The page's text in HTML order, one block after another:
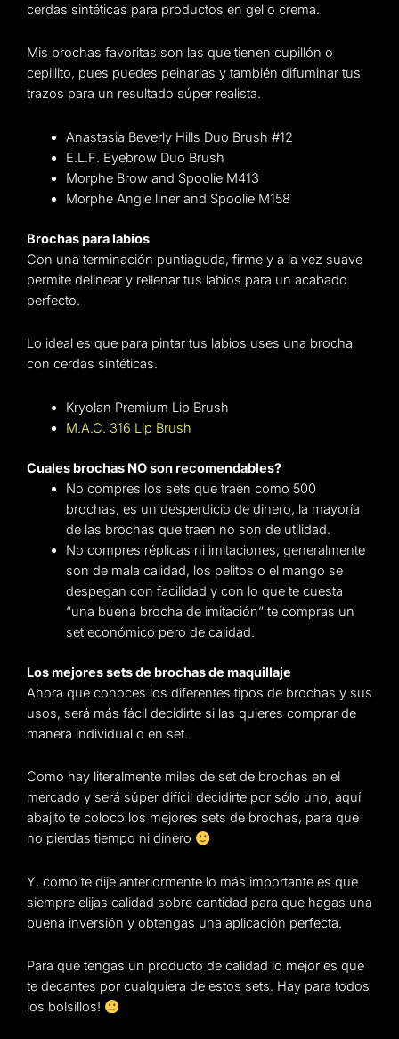
cerdas sintéticas para productos en gel o crema.
Mis brochas favoritas son las que tienen cupillón o
cepillito, pues puedes peinarlas y también difuminar tus
trazos para un resultado súper realista.
Anastasia Beverly Hills Duo Brush #12
E.L.F. Eyebrow Duo Brush
Morphe Brow and Spoolie M413
Morphe Angle liner and Spoolie M158
Brochas para labios
Con una terminación puntiaguda, firme y a la vez suave
permite delinear y rellenar tus labios para un acabado
perfecto.
Lo ideal es que para pintar tus labios uses una brocha
con cerdas sintéticas.
Kryolan Premium Lip Brush
M.A.C. 316 Lip Brush
Cuales brochas NO son recomendables?
No compres los sets que traen como 500
brochas, es un desperdicio de dinero, la mayoría
de las brochas que traen no son de utilidad.
No compres réplicas ni imitaciones, generalmente
son de mala calidad, los pelitos o el mango se
despegan con facilidad y con lo que te cuesta
“una buena brocha de imitación” te compras un
set económico pero de calidad.
Los mejores sets de brochas de maquillaje
Ahora que conoces los diferentes tipos de brochas y sus
usos, será más fácil decidirte si las quieres comprar de
manera individual o en set.
Como hay literalmente miles de set de brochas en el
mercado y será súper difícil decidirte por sólo uno, aquí
abajito te coloco los mejores sets de brochas, para que
no pierdas tiempo ni dinero
Y, como te dije anteriormente lo más importante es que
siempre elijas calidad sobre cantidad para que hagas una
buena inversión y obtengas una aplicación perfecta.
Para que tengas un producto de calidad lo mejor es que
te decantes por cualquiera de estos sets. Hay para todos
los bolsillos!